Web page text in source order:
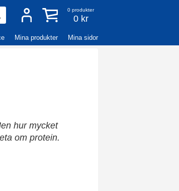
0 produkter
0 kr
Mina produkter Mina sidor
hur mycket
om protein.